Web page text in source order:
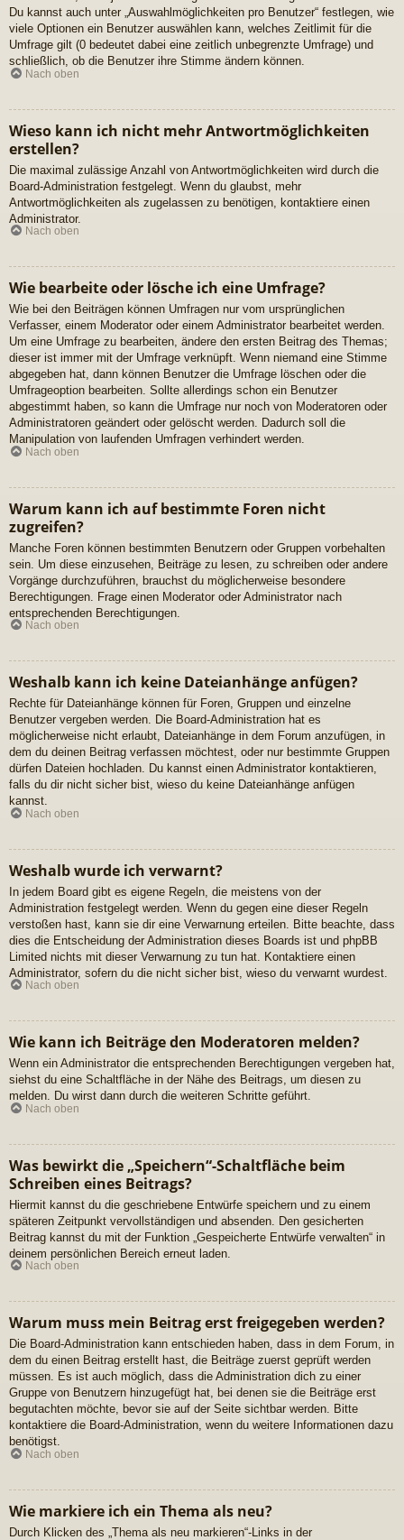
Du kannst auch unter „Auswahlmöglichkeiten pro Benutzer“ festlegen, wie
viele Optionen ein Benutzer auswählen kann, welches Zeitlimit für die
Umfrage gilt (0 bedeutet dabei eine zeitlich unbegrenzte Umfrage) und
schließlich, ob die Benutzer ihre Stimme ändern können.
Nach oben
Wieso kann ich nicht mehr Antwortmöglichkeiten
erstellen?
Die maximal zulässige Anzahl von Antwortmöglichkeiten wird durch die
Board-Administration festgelegt. Wenn du glaubst, mehr
Antwortmöglichkeiten als zugelassen zu benötigen, kontaktiere einen
Administrator.
Nach oben
Wie bearbeite oder lösche ich eine Umfrage?
Wie bei den Beiträgen können Umfragen nur vom ursprünglichen
Verfasser, einem Moderator oder einem Administrator bearbeitet werden.
Um eine Umfrage zu bearbeiten, ändere den ersten Beitrag des Themas;
dieser ist immer mit der Umfrage verknüpft. Wenn niemand eine Stimme
abgegeben hat, dann können Benutzer die Umfrage löschen oder die
Umfrageoption bearbeiten. Sollte allerdings schon ein Benutzer
abgestimmt haben, so kann die Umfrage nur noch von Moderatoren oder
Administratoren geändert oder gelöscht werden. Dadurch soll die
Manipulation von laufenden Umfragen verhindert werden.
Nach oben
Warum kann ich auf bestimmte Foren nicht
zugreifen?
Manche Foren können bestimmten Benutzern oder Gruppen vorbehalten
sein. Um diese einzusehen, Beiträge zu lesen, zu schreiben oder andere
Vorgänge durchzuführen, brauchst du möglicherweise besondere
Berechtigungen. Frage einen Moderator oder Administrator nach
entsprechenden Berechtigungen.
Nach oben
Weshalb kann ich keine Dateianhänge anfügen?
Rechte für Dateianhänge können für Foren, Gruppen und einzelne
Benutzer vergeben werden. Die Board-Administration hat es
möglicherweise nicht erlaubt, Dateianhänge in dem Forum anzufügen, in
dem du deinen Beitrag verfassen möchtest, oder nur bestimmte Gruppen
dürfen Dateien hochladen. Du kannst einen Administrator kontaktieren,
falls du dir nicht sicher bist, wieso du keine Dateianhänge anfügen
kannst.
Nach oben
Weshalb wurde ich verwarnt?
In jedem Board gibt es eigene Regeln, die meistens von der
Administration festgelegt werden. Wenn du gegen eine dieser Regeln
verstoßen hast, kann sie dir eine Verwarnung erteilen. Bitte beachte, dass
dies die Entscheidung der Administration dieses Boards ist und phpBB
Limited nichts mit dieser Verwarnung zu tun hat. Kontaktiere einen
Administrator, sofern du die nicht sicher bist, wieso du verwarnt wurdest.
Nach oben
Wie kann ich Beiträge den Moderatoren melden?
Wenn ein Administrator die entsprechenden Berechtigungen vergeben hat,
siehst du eine Schaltfläche in der Nähe des Beitrags, um diesen zu
melden. Du wirst dann durch die weiteren Schritte geführt.
Nach oben
Was bewirkt die „Speichern“-Schaltfläche beim
Schreiben eines Beitrags?
Hiermit kannst du die geschriebene Entwürfe speichern und zu einem
späteren Zeitpunkt vervollständigen und absenden. Den gesicherten
Beitrag kannst du mit der Funktion „Gespeicherte Entwürfe verwalten“ in
deinem persönlichen Bereich erneut laden.
Nach oben
Warum muss mein Beitrag erst freigegeben werden?
Die Board-Administration kann entschieden haben, dass in dem Forum, in
dem du einen Beitrag erstellt hast, die Beiträge zuerst geprüft werden
müssen. Es ist auch möglich, dass die Administration dich zu einer
Gruppe von Benutzern hinzugefügt hat, bei denen sie die Beiträge erst
begutachten möchte, bevor sie auf der Seite sichtbar werden. Bitte
kontaktiere die Board-Administration, wenn du weitere Informationen dazu
benötigst.
Nach oben
Wie markiere ich ein Thema als neu?
Durch Klicken des „Thema als neu markieren“-Links in der